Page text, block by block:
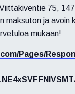
75,
maksuton ja avoin
mukaan!
Pages/